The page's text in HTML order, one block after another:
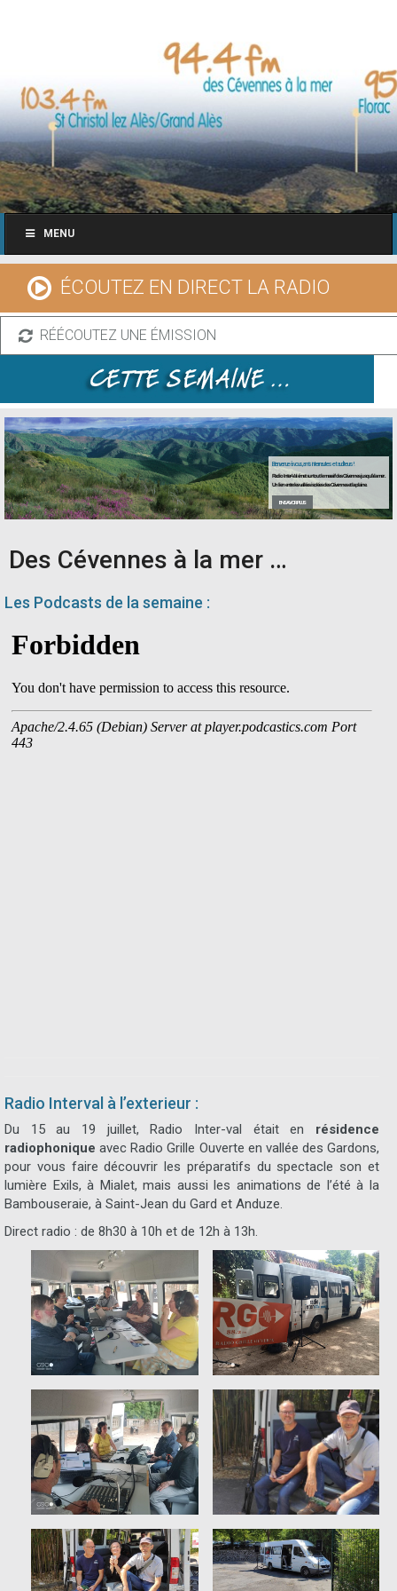
MENU
ÉCOUTEZ EN DIRECT LA RADIO
RÉÉCOUTEZ UNE ÉMISSION
Bienvenue à vous, amis internautes et auditeurs !
Radio Inter-Val émet sur tout le massif des Cévennes jusqu'à la mer .
Un lien entre les vallées isolées des Cévennes et la plaine.
EN SAVOIR PLUS
Des Cévennes à la mer …
Les Podcasts de la semaine :
Radio Interval à l’exterieur :
Du 15 au 19 juillet, Radio Inter-val était en résidence
radiophoniqueavec Radio Grille Ouverte en vallée des Gardons,
pour vous faire découvrir les préparatifs du spectacle son et
lumière Exils, à Mialet, mais aussi les animations de l’été à la
Bambouseraie, à Saint-Jean du Gard et Anduze.
Direct radio : de 8h30 à 10h et de 12h à 13h.